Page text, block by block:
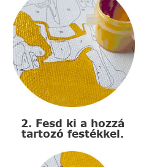
2. Fesd ki a hozzá
tartozó festékkel.